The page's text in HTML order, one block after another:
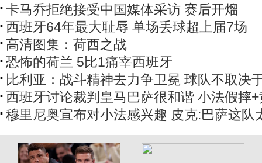
卡马乔拒绝接受中国媒体采访 赛后开熘
西班牙64年最大耻辱 单场丢球超上届7场
高清图集：荷西之战
恐怖的荷兰 5比1痛宰西班牙
比利亚：战斗精神去力争卫冕 球队不取决
西班牙讨论裁判皇马巴萨很和谐 小法假摔
穆里尼奥宣布对小法感兴趣 皮克:巴萨这队